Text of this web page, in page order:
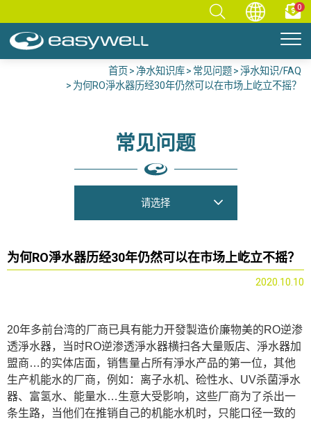
0
首页 净水知识库 常见问题
淨水知识/FAQ
为何RO淨水器历经30年仍然可以在市场上屹立不摇？
常见问题
请选择
为何RO淨水器历经30年仍然可以在市场上屹立不摇？
2020.10.10
20年多前台湾的厂商已具有能力开發製造价廉物美的RO逆渗
透淨水器，当时RO逆渗透淨水器横扫各大量贩店、淨水器加
盟商…的实体店面，销售量占所有淨水产品的第一位，其他
生产机能水的厂商，例如：离子水机、硷性水、UV杀菌淨水
器、富氢水、能量水…生意大受影响，这些厂商为了杀出一
条生路，当他们在推销自己的机能水机时，只能口径一致的